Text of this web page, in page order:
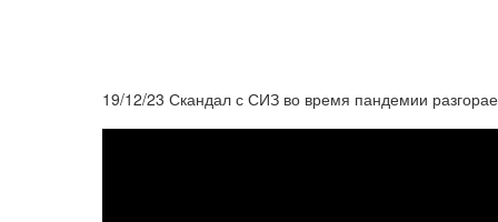
19/12/23 Скандал с СИЗ во время пандемии